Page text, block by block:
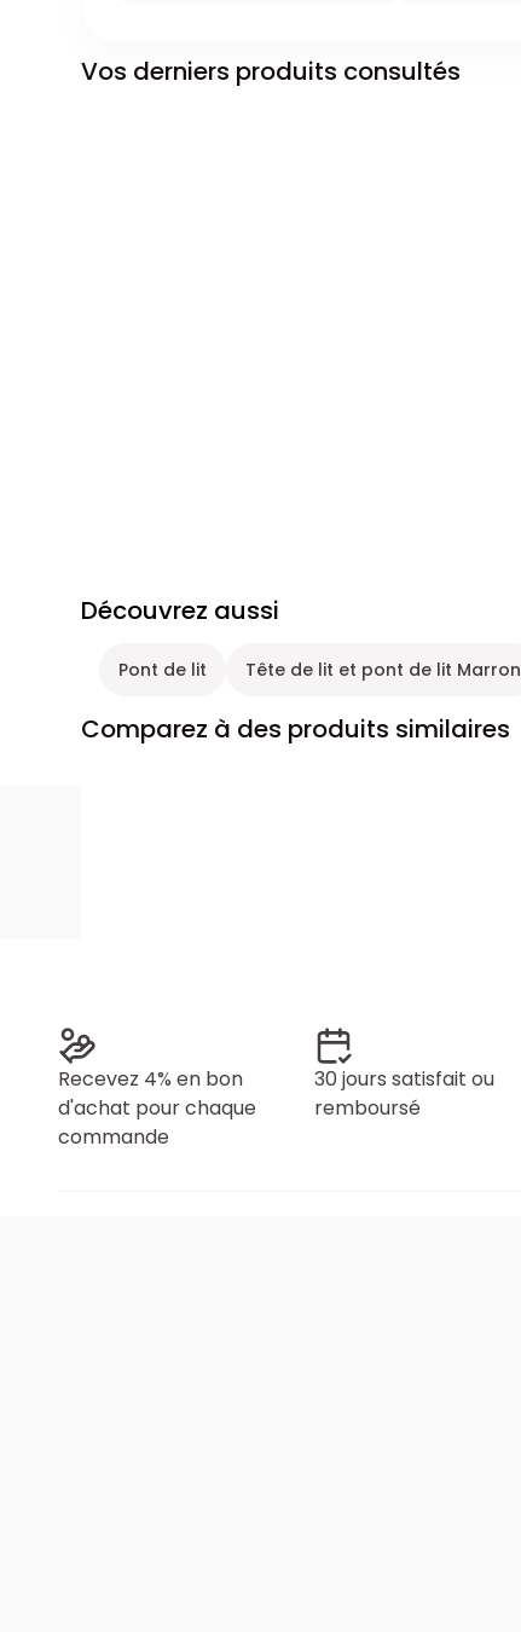
Vos derniers produits consultés
Découvrez aussi
Pont de lit Tête de lit et pont de lit Marron
Comparez à des produits similaires
Recevez 4% en bon
d'achat pour chaque
commande
30 jours satisfait ou
remboursé